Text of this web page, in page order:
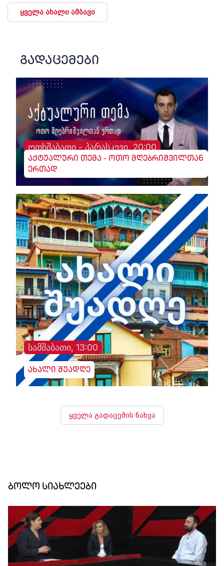
ყველა ახალი ამბავი
გადაცემები
ოთხშაბათი - პარასკევი, 20:00
აქტუალური თემა - ოთო მღებრიშვილთან
ერთად
სამშაბათი, 13:00
ახალი შუადღე
ყველა გადაცემის ნახვა
ბოლო სიახლეები